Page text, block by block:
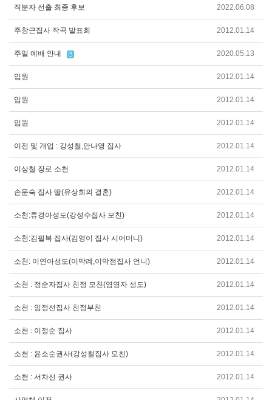
직분자 선출 최종 후보 2022.06.08
주창근집사 작곡 발표회 2012.01.14
주일 예배 안내 2020.05.13
입원 2012.01.14
입원 2012.01.14
입원 2012.01.14
이전 및 개업 : 강성철,안나영 집사 2012.01.14
이상철 장로 소천 2012.01.14
손문숙 집사 딸(유상희의 결혼) 2012.01.14
소천:류경아성도(강성수집사 모친) 2012.01.14
소천:김필복 집사(김영이 집사 시어머니) 2012.01.14
소천: 이연아성도(이막례,이막점집사 언니) 2012.01.14
소천 : 정순자집사 친정 모친(염영자 성도) 2012.01.14
소천 : 임정선집사 친정부친 2012.01.14
소천 : 이정순 집사 2012.01.14
소천 : 윤소순권사(강성철집사 모친) 2012.01.14
소천 : 서차선 권사 2012.01.14